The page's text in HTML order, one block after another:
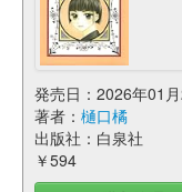
発売日：2026年01
著者： 樋口橘
出版社：白泉社
￥594